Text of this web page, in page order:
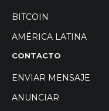
BITCOIN
AMÉRICA LATINA
CONTACTO
ENVIAR MENSAJE
ANUNCIAR